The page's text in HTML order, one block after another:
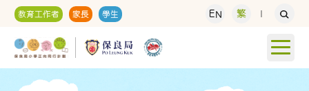
教育工作者 家長 學生 EN 繁